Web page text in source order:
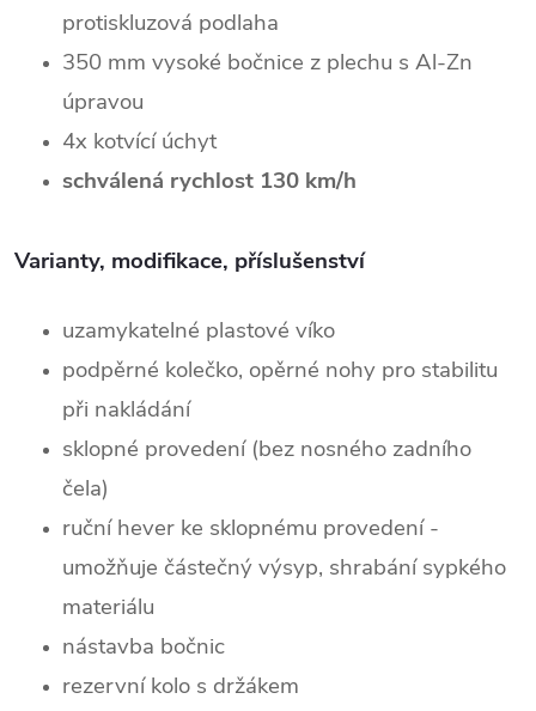
protiskluzová podlaha
350 mm vysoké bočnice z plechu s Al-Zn
úpravou
4x kotvící úchyt
schválená rychlost 130 km/h
Varianty, modifikace, příslušenství
uzamykatelné plastové víko
podpěrné kolečko, opěrné nohy pro stabilitu
při nakládání
sklopné provedení (bez nosného zadního
čela)
ruční hever ke sklopnému provedení -
umožňuje částečný výsyp, shrabání sypkého
materiálu
nástavba bočnic
rezervní kolo s držákem